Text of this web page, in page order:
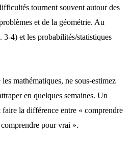
tournent souvent autour des
et de la géométrie. Au
3-4) et les probabilités/statistiques
mathématiques, ne sous-estimez
en quelques semaines. Un
faire la différence entre « comprendre
pour vrai ».